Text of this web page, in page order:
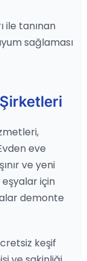
ile tanınan
sağlaması
eve
ve yeni
eşyalar için
demonte
keşif